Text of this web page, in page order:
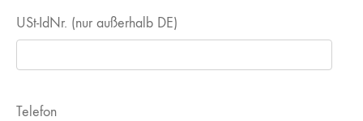
USt-IdNr. (nur außerhalb DE)
Telefon